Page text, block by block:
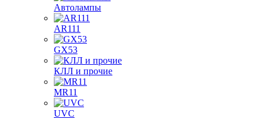
Автолампы
AR111
GX53
КЛЛ и прочие
MR11
UVC